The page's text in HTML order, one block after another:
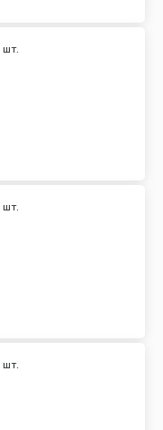
шт.
шт.
шт.